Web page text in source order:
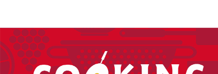
hasta
46,00€